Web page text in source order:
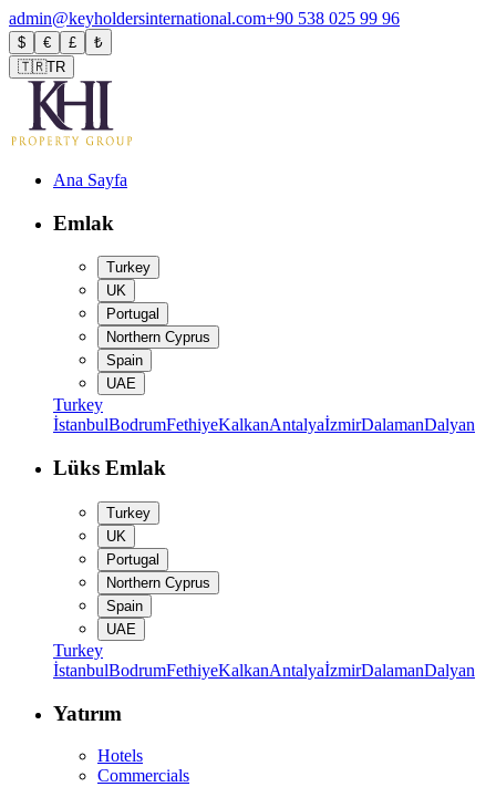
admin@keyholdersinternational.com+90 538 025 99 96
$ € £
₺
🇹🇷TR
Ana Sayfa
Emlak
Turkey
UK
Portugal
Northern Cyprus
Spain
UAE
Turkey
İstanbulBodrumFethiyeKalkanAntalyaİzmirDalamanDalyan
Lüks Emlak
Turkey
UK
Portugal
Northern Cyprus
Spain
UAE
Turkey
İstanbulBodrumFethiyeKalkanAntalyaİzmirDalamanDalyan
Yatırım
Hotels
Commercials